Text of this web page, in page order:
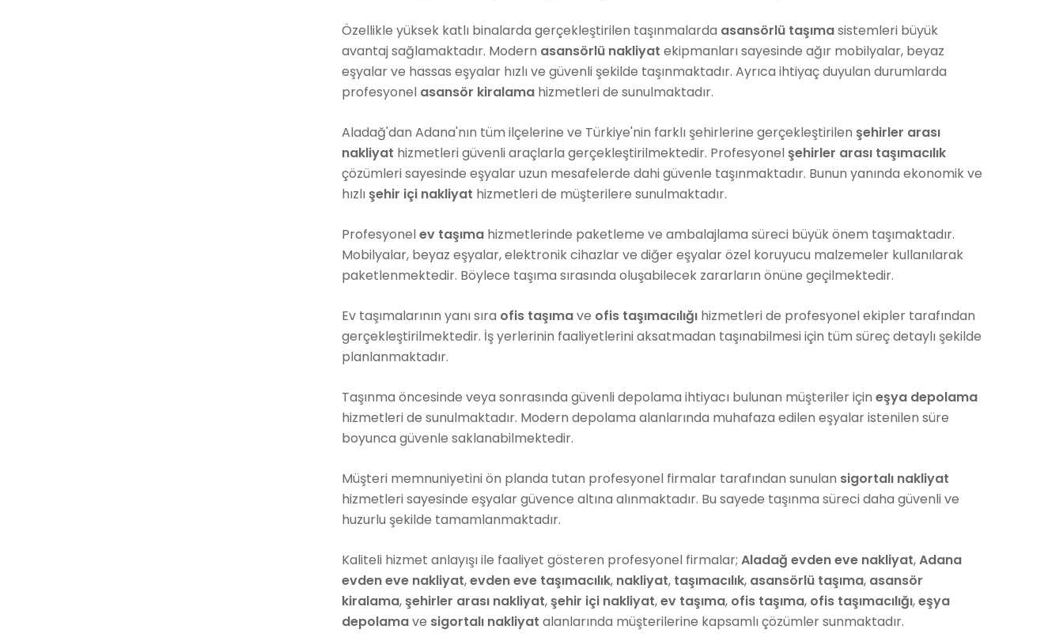
Özellikle yüksek katlı binalarda gerçekleştirilen taşınmalarda asansörlü taşımasistemleri büyük
avantaj sağlamaktadır. Modern asansörlü nakliyat ekipmanları sayesinde ağır mobilyalar, beyaz
eşyalar ve hassas eşyalar hızlı ve güvenli şekilde taşınmaktadır. Ayrıca ihtiyaç duyulan durumlarda
profesyonel asansör kiralama hizmetleri de sunulmaktadır.
Aladağ'dan Adana'nın tüm ilçelerine ve Türkiye'nin farklı şehirlerine gerçekleştirilen şehirler arası
nakliyat hizmetleri güvenli araçlarla gerçekleştirilmektedir. Profesyonelşehirler arası taşımacılık
çözümleri sayesinde eşyalar uzun mesafelerde dahi güvenle taşınmaktadır. Bunun yanında ekonomik ve
hızlışehir içi nakliyat hizmetleri de müşterilere sunulmaktadır.
Profesyonelev taşıma hizmetlerinde paketleme ve ambalajlama süreci büyük önem taşımaktadır.
Mobilyalar, beyaz eşyalar, elektronik cihazlar ve diğer eşyalar özel koruyucu malzemeler kullanılarak
paketlenmektedir. Böylece taşıma sırasında oluşabilecek zararların önüne geçilmektedir.
Ev taşımalarının yanı sıra ofis taşımave ofis taşımacılığı hizmetleri de profesyonel ekipler tarafından
gerçekleştirilmektedir. İş yerlerinin faaliyetlerini aksatmadan taşınabilmesi için tüm süreç detaylı şekilde
planlanmaktadır.
Taşınma öncesinde veya sonrasında güvenli depolama ihtiyacı bulunan müşteriler için eşya depolama
hizmetleri de sunulmaktadır. Modern depolama alanlarında muhafaza edilen eşyalar istenilen süre
boyunca güvenle saklanabilmektedir.
Müşteri memnuniyetini ön planda tutan profesyonel firmalar tarafından sunulan sigortalı nakliyat
hizmetleri sayesinde eşyalar güvence altına alınmaktadır. Bu sayede taşınma süreci daha güvenli ve
huzurlu şekilde tamamlanmaktadır.
Kaliteli hizmet anlayışı ile faaliyet gösteren profesyonel firmalar; Aladağ evden eve nakliyat,Adana
evden eve nakliyat,evden eve taşımacılık, nakliyat, taşımacılık, asansörlü taşıma, asansör
kiralama,şehirler arası nakliyat,şehir içi nakliyat,ev taşıma, ofis taşıma, ofis taşımacılığı,eşya
depolamave sigortalı nakliyat alanlarında müşterilerine kapsamlı çözümler sunmaktadır.